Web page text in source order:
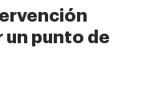
un punto de